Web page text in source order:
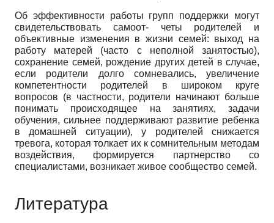
Об эффективности работы групп поддержки могут
свидетельствовать самоот- четы родителей и
объективные изменения в жизни семей: выход на
работу матерей (часто с неполной занятостью),
сохранение семей, рождение других детей в случае,
если родители долго сомневались, увеличение
компетентности родителей в широком круге
вопросов (в частности, родители начинают больше
понимать происходящее на занятиях, задачи
обучения, сильнее поддерживают развитие ребенка
в домашней ситуации), у родителей снижается
тревога, которая толкает их к сомнительным методам
воздействия, формируется партнерство со
специалистами, возникает живое сообщество семей.
Литература